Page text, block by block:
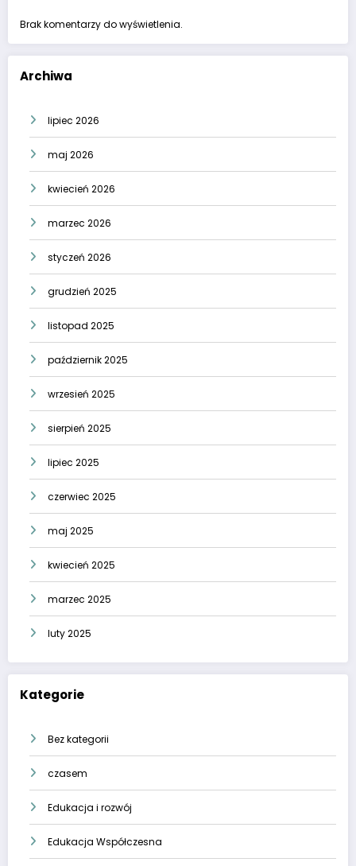
Brak komentarzy do wyświetlenia.
Archiwa
lipiec 2026
maj 2026
kwiecień 2026
marzec 2026
styczeń 2026
grudzień 2025
listopad 2025
październik 2025
wrzesień 2025
sierpień 2025
lipiec 2025
czerwiec 2025
maj 2025
kwiecień 2025
marzec 2025
luty 2025
Kategorie
Bez kategorii
czasem
Edukacja i rozwój
Edukacja Współczesna